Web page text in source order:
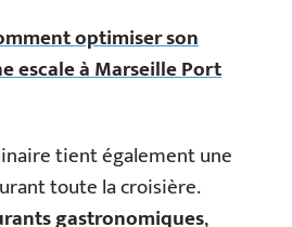
optimiser son
escale à Marseille Port
tient également une
toute la croisière.
gastronomiques,